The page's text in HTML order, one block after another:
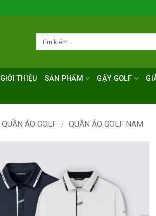
GIỚI THIỆU SẢN PHẨM GẬY GOLF
QUẦN ÁO GOLF / QUẦN ÁO GOLF NAM